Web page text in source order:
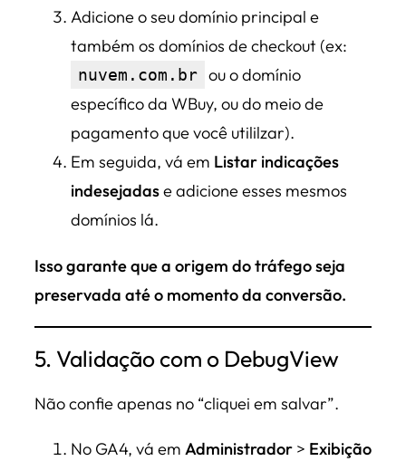
Adicione o seu domínio principal e
também os domínios de checkout (ex:
nuvem.com.br ou o domínio
específico da WBuy, ou do meio de
pagamento que você utililzar).
Em seguida, vá em Listar indicações
indesejadase adicione esses mesmos
domínios lá.
Isso garante que a origem do tráfego seja
preservada até o momento da conversão.
5. Validação com o DebugView
Não confie apenas no “cliquei em salvar”.
No GA4, vá em Administrador > Exibição